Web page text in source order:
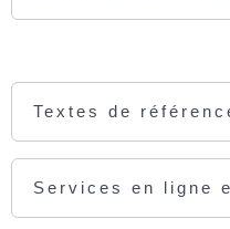
Textes de
Services en ligne